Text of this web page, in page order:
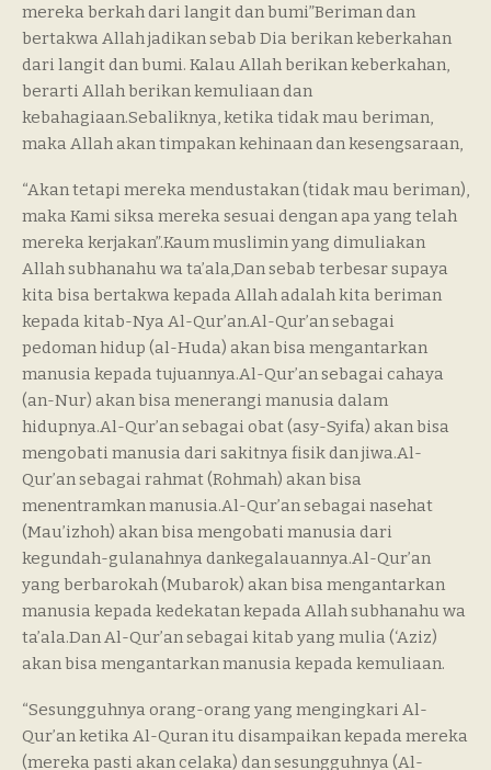
mereka berkah dari langit dan bumi”Beriman dan
bertakwa Allah jadikan sebab Dia berikan keberkahan
dari langit dan bumi. Kalau Allah berikan keberkahan,
berarti Allah berikan kemuliaan dan
kebahagiaan.Sebaliknya, ketika tidak mau beriman,
maka Allah akan timpakan kehinaan dan kesengsaraan,
“Akan tetapi mereka mendustakan (tidak mau beriman),
maka Kami siksa mereka sesuai dengan apa yang telah
mereka kerjakan”.Kaum muslimin yang dimuliakan
Allah subhanahu wa ta’ala,Dan sebab terbesar supaya
kita bisa bertakwa kepada Allah adalah kita beriman
kepada kitab-Nya Al-Qur’an.Al-Qur’an sebagai
pedoman hidup (al-Huda) akan bisa mengantarkan
manusia kepada tujuannya.Al-Qur’an sebagai cahaya
(an-Nur) akan bisa menerangi manusia dalam
hidupnya.Al-Qur’an sebagai obat (asy-Syifa) akan bisa
mengobati manusia dari sakitnya fisik dan jiwa.Al-
Qur’an sebagai rahmat (Rohmah) akan bisa
menentramkan manusia.Al-Qur’an sebagai nasehat
(Mau’izhoh) akan bisa mengobati manusia dari
kegundah-gulanahnya dankegalauannya.Al-Qur’an
yang berbarokah (Mubarok) akan bisa mengantarkan
manusia kepada kedekatan kepada Allah subhanahu wa
ta’ala.Dan Al-Qur’an sebagai kitab yang mulia (‘Aziz)
akan bisa mengantarkan manusia kepada kemuliaan.
“Sesungguhnya orang-orang yang mengingkari Al-
Qur’an ketika Al-Quran itu disampaikan kepada mereka
(mereka pasti akan celaka) dan sesungguhnya (Al-